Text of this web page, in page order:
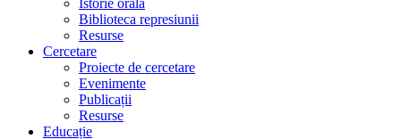
Istorie orală
Biblioteca represiunii
Resurse
Cercetare
Proiecte de cercetare
Evenimente
Publicații
Resurse
Educație